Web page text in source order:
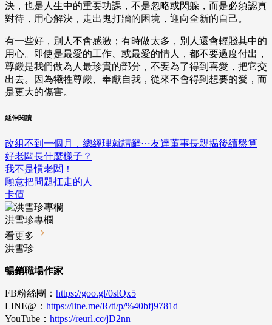
決，也是人生中的重要功課，不是忽略或閃躲，而是必須認真
對待，用心解決，走出鬼打牆的困境，迎向全新的自己。
有一些好，別人不會感激；有時做太多，別人還會輕賤其中的
用心。即使是最愛的工作、或最愛的情人，都不要過度付出，
尊嚴是我們做為人最珍貴的部分，不要為了得到喜愛，把它交
出去。因為犧牲尊嚴、奉獻自我，從來不會得到想要的愛，而
是更大的傷害。
延伸閱讀
改組不到一個月，總經理就請辭⋯友達董事長親揭後續盤算
好老闆長什麼樣子？
我不是慣老闆！
願意把問題扛走的人
卡債
洪雪珍專欄
看更多
洪雪珍
暢銷職場作家
FB粉絲團： https://goo.gl/0slQx5
LINE@： https://line.me/R/ti/p/%40bfj9781d
YouTube： https://reurl.cc/jD2nn